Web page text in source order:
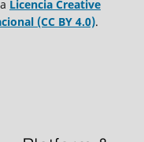
Licencia Creative
(CC BY 4.0).